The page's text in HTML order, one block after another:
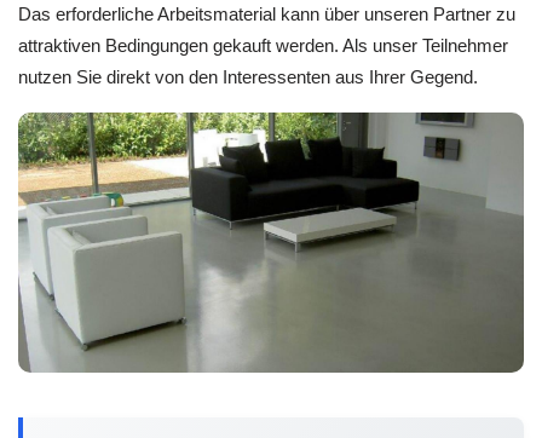
Das erforderliche Arbeitsmaterial kann über unseren Partner zu
attraktiven Bedingungen gekauft werden. Als unser Teilnehmer
nutzen Sie direkt von den Interessenten aus Ihrer Gegend.